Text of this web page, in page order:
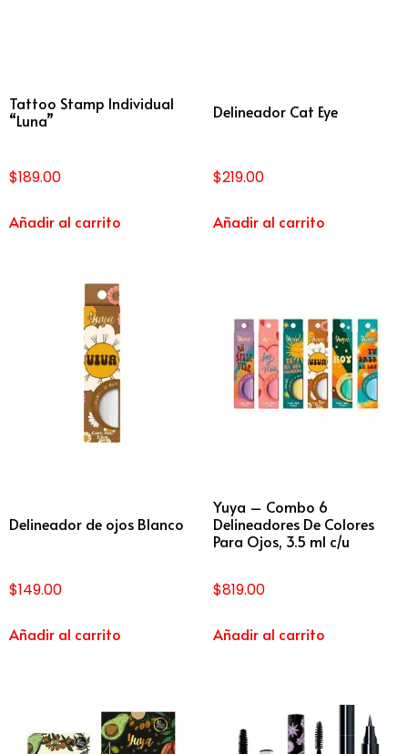
Tattoo Stamp Individual
“Luna”
$189.00
Añadir al carrito
Delineador Cat Eye
$219.00
Añadir al carrito
Delineador de ojos Blanco
$149.00
Añadir al carrito
Yuya – Combo 6
Delineadores De Colores
Para Ojos, 3.5 ml c/u
$819.00
Añadir al carrito